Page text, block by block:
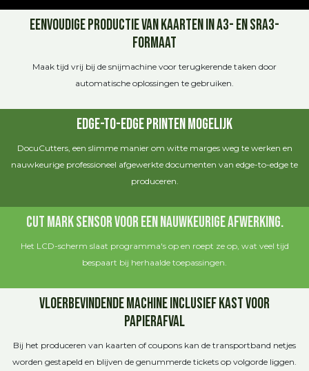
Eenvoudige productie van kaarten in A3- en SRA3-
formaat
Maak tijd vrij bij de snijmachine voor terugkerende taken door
automatische oplossingen te gebruiken.
Edge-to-Edge printen mogelijk
DocuCutters, een slimme manier om witte marges weg te werken en
nauwkeurige professioneel afgewerkte documenten van edge-to-edge te
produceren.
Cut mark sensor voor een nauwkeurige afwerking.
Het LCD-scherm slaat programma's op en roept ze op, wat veel tijd
bespaart bij herhaalde toepassingen.
Vloerbevindende Machine Inclusief Kast Voor
Papierafval
Bij het produceren van kaarten of coupons kan de transportband netjes
worden gestapeld en blijven de genummerde tickets op volgorde liggen.